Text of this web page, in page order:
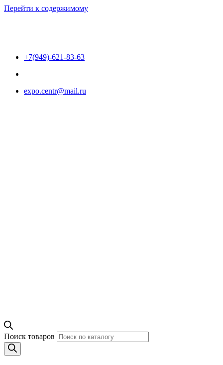
Перейти к содержимому
+7(949)-621-83-63
expo.centr@mail.ru
Поиск товаров